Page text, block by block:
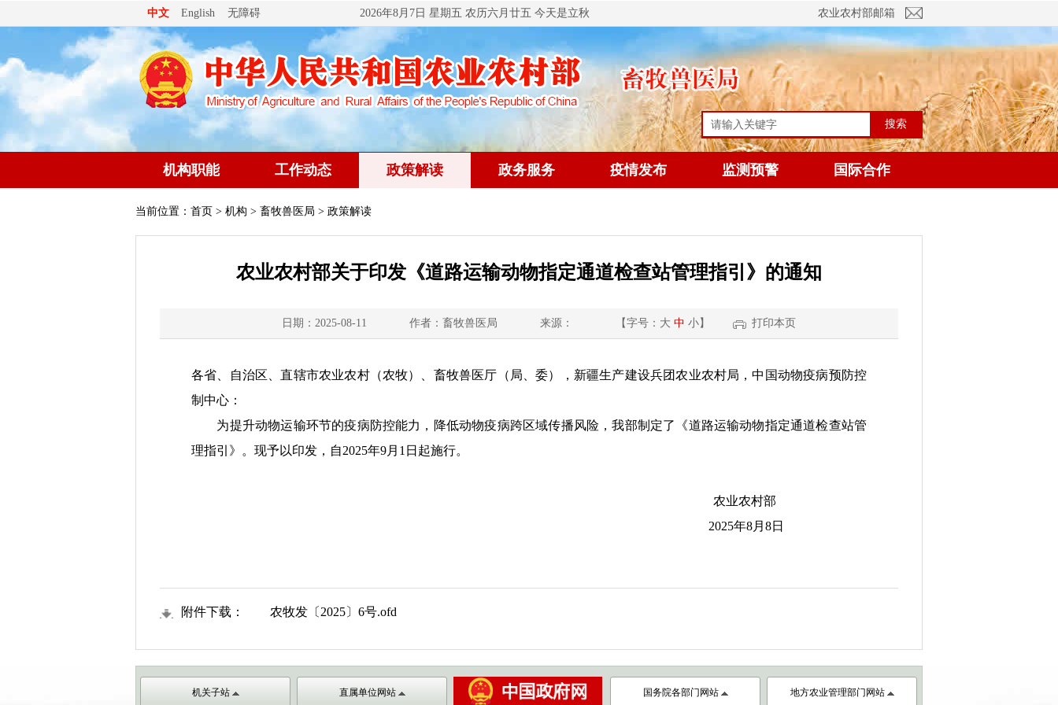
中文 English 无障碍 2026年8月7日 星期五 农历六月廿五 今天是立秋 农业农村部邮箱
搜索
机构职能 工作动态 政策解读 政务服务 疫情发布 监测预警 国际合作
当前位置： 首页 > 机构 > 畜牧兽医局 > 政策解读
农业农村部关于印发《道路运输动物指定通道检查站管理指引》的通知
日期：2025-08-11 作者：畜牧兽医局 来源： 【字号： 大 中 小】 打印本页
各省、自治区、直辖市农业农村（农牧）、畜牧兽医厅（局、委），新疆生产建设兵团农业农村局，中国动物疫病预防控
制中心：
为提升动物运输环节的疫病防控能力，降低动物疫病跨区域传播风险，我部制定了《道路运输动物指定通道检查站管
理指引》。现予以印发，自2025年9月1日起施行。
农业农村部
2025年8月8日
附件下载： 农牧发〔2025〕6号.ofd
机关子站 直属单位网站 国务院各部门网站 地方农业管理部门网站